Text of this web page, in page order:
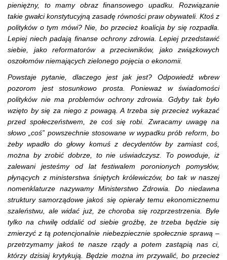
pieniężny, to mamy obraz finansowego upadku. Rozwiązanie
takie gwałci konstytucyjną zasadę równości praw obywateli. Ktoś z
polityków o tym mówi? Nie, bo przecież koalicja by się rozpadła.
Lepiej niech padają finanse ochrony zdrowia. Lepiej przedstawić
siebie, jako reformatorów a przeciwników, jako związkowych
oszołomów niemających zielonego pojęcia o ekonomii.
Powstaje pytanie, dlaczego jest jak jest? Odpowiedź wbrew
pozorom jest stosunkowo prosta. Ponieważ w świadomości
polityków nie ma problemów ochrony zdrowia. Gdyby tak było
wzięto by się za niego z powagą. A trzeba się przecież wykazać
przed społeczeństwem, że coś się robi. Zwracamy uwagę na
słowo „coś” powszechnie stosowane w wypadku prób reform, bo
żeby wpadło do głowy komuś z decydentów by zamiast coś,
można by zrobić dobrze, to nie uświadczysz. To powoduje, iż
zalewani jesteśmy od lat festiwalem poronionych pomysłów,
płynących z ministerstwa śniętych królewiczów, bo tak w naszej
nomenklaturze nazywamy Ministerstwo Zdrowia. Do niedawna
struktury samorządowe jakoś się opierały temu ekonomicznemu
szaleństwu, ale widać już, że choroba się rozprzestrzenia. Byle
tylko na chwilę oddalić od siebie groźbę, że trzeba będzie się
zmierzyć z tą potencjonalnie niebezpiecznie społecznie sprawą –
przetrzymamy jakoś te nasze rządy a potem zastąpią nas ci,
którzy dzisiaj krytykują. Będzie można im przywalić, bo przecież